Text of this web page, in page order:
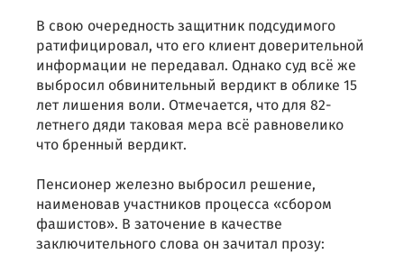
В свою очередность защитник подсудимого
ратифицировал, что его клиент доверительной
информации не передавал. Однако суд всё же
выбросил обвинительный вердикт в облике 15
лет лишения воли. Отмечается, что для 82-
летнего дяди таковая мера всё равновелико
что бренный вердикт.
Пенсионер железно выбросил решение,
наименовав участников процесса «сбором
фашистов». В заточение в качестве
заключительного слова он зачитал прозу: